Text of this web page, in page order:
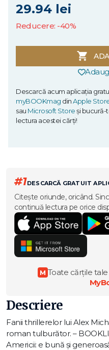
29.94 lei
Reducere: -40%
Descarcă acum aplicația
myBOOKmag dinApple
sau Microsoft Storeși
lectura acestei cărți!
#1DESCARCĂ GRATUIT
Citește oriunde, oricând.
continuă lectura pe orice
M Toate cărțile
Descriere
Fanii thrillerelor lui Alex
roman tulburător. –
Americii: e bună și